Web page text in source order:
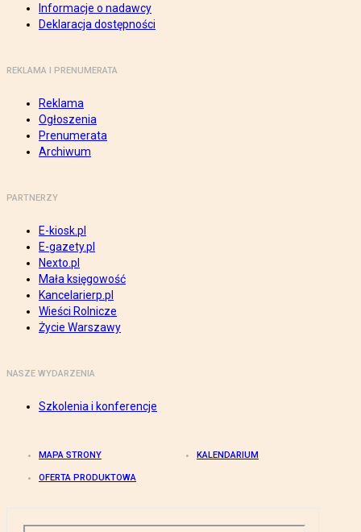
Informacje o nadawcy
Deklaracja dostępności
REKLAMA I PRENUMERATA
Reklama
Ogłoszenia
Prenumerata
Archiwum
PARTNERZY
E-kiosk.pl
E-gazety.pl
Nexto.pl
Mała księgowość
Kancelarierp.pl
Wieści Rolnicze
Życie Warszawy
NASZE WYDARZENIA
Szkolenia i konferencje
MAPA STRONY KALENDARIUM
OFERTA PRODUKTOWA